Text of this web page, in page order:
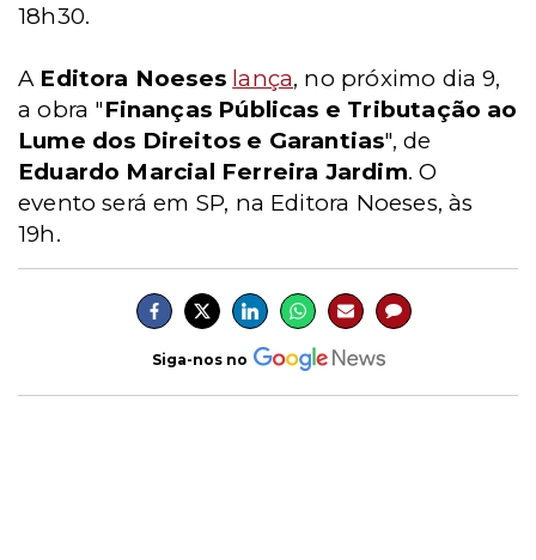
18h30.
A Editora Noeses lança, no próximo dia 9,
a obra "Finanças Públicas e Tributação ao
Lume dos Direitos e Garantias", de
Eduardo Marcial Ferreira Jardim. O
evento será em SP, na Editora Noeses, às
19h.
Siga-nos no